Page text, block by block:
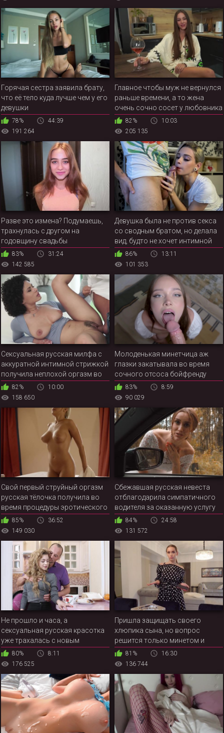
Горячая сестра заявила брату,
что её тело куда лучше чем у его
девушки
78%
44:39
191 264
Главное чтобы муж не вернулся
раньше времени, а то жена
очень сочно сосет у любовника
82%
10:03
205 135
Разве это измена? Подумаешь,
трахнулась с другом на
годовщину свадьбы
83%
31:24
142 585
Девушка была не против секса
со сводным братом, но делала
вид, будто не хочет интимной
близости
86%
13:11
101 353
Сексуальная русская милфа с
аккуратной интимной стрижкой
получила неплохой оргазм во
время ебли с ухажером
82%
10:00
158 650
Молоденькая минетчица аж
глазки закатывала во время
сочного отсоса бойфренду
83%
8:59
90 029
Свой первый струйный оргазм
русская тёлочка получила во
время процедуры эротического
массажа
85%
36:52
149 030
Сбежавшая русская невеста
отблагодарила симпатичного
водителя за оказанную услугу
84%
24:58
131 572
Не прошло и часа, а
сексуальная русская красотка
уже трахалась с новым
знакомым у него в квартире
80%
8:11
176 525
Пришла защищать своего
хлюпика сына, но вопрос
решится только минетом и
дыркой
81%
16:30
136 744